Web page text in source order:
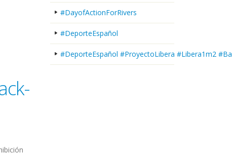
#DayofActionForRivers
#DeporteEspañol
#DeporteEspañol #ProyectoLibera #Libera1m2